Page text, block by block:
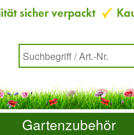
Gartenzubehör